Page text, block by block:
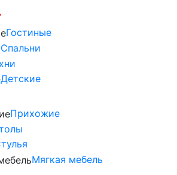
Гостиные
Спальни
Детские
Прихожие
Мягкая мебель